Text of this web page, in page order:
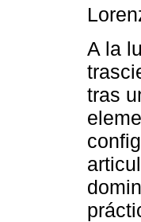
A la
tras